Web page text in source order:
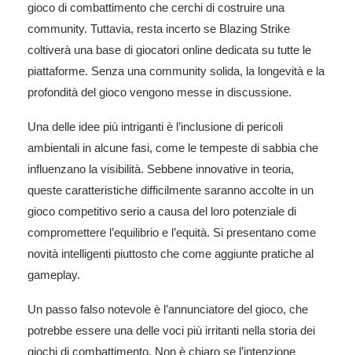
gioco di combattimento che cerchi di costruire una
community. Tuttavia, resta incerto se Blazing Strike
coltiverà una base di giocatori online dedicata su tutte le
piattaforme. Senza una community solida, la longevità e la
profondità del gioco vengono messe in discussione.
Una delle idee più intriganti è l’inclusione di pericoli
ambientali in alcune fasi, come le tempeste di sabbia che
influenzano la visibilità. Sebbene innovative in teoria,
queste caratteristiche difficilmente saranno accolte in un
gioco competitivo serio a causa del loro potenziale di
compromettere l’equilibrio e l’equità. Si presentano come
novità intelligenti piuttosto che come aggiunte pratiche al
gameplay.
Un passo falso notevole è l’annunciatore del gioco, che
potrebbe essere una delle voci più irritanti nella storia dei
giochi di combattimento. Non è chiaro se l’intenzione